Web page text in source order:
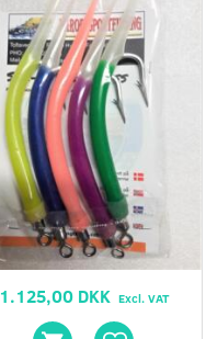
1.125,00 DKK Excl. VAT